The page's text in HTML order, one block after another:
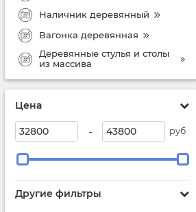
Наличник деревянный
Вагонка деревянная
Деревянные стулья и столы
из массива
Цена
- руб
Другие фильтры